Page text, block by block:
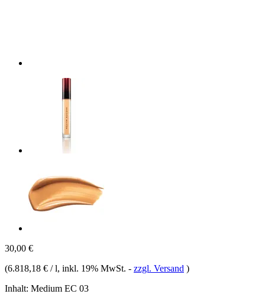
30,00 €
(6.818,18 € / l, inkl. 19% MwSt. - zzgl. Versand )
Inhalt: Medium EC 03